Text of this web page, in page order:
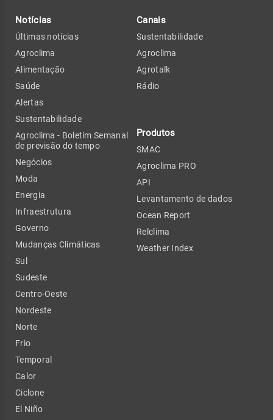
Notícias
Últimas notícias
Agroclima
Alimentação
Saúde
Alertas
Sustentabilidade
Agroclima - Boletim Semanal
de previsão do tempo
Negócios
Moda
Energia
Infraestrutura
Governo
Mudanças Climáticas
Sul
Sudeste
Centro-Oeste
Nordeste
Norte
Frio
Temporal
Calor
Ciclone
El Niño
Canais
Sustentabilidade
Agroclima
Agrotalk
Rádio
Produtos
SMAC
Agroclima PRO
API
Levantamento de dados
Ocean Report
Relclima
Weather Index